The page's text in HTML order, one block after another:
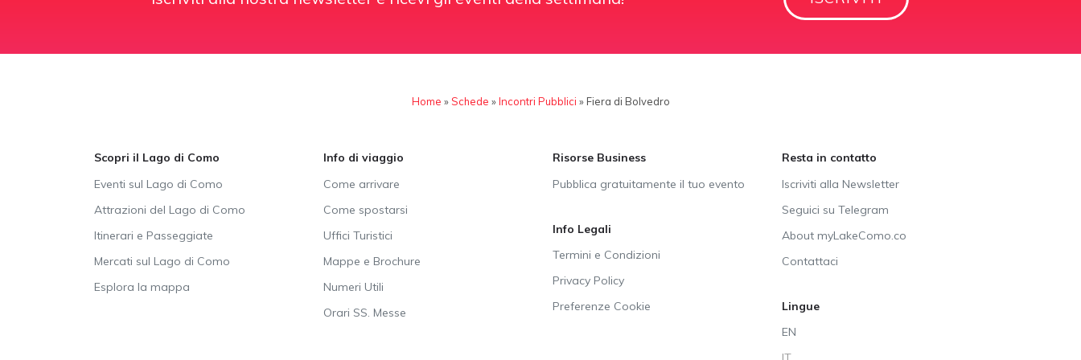
Home »Schede »Incontri Pubblici » Fiera di Bolvedro
Scopri il Lago di Como
Eventi sul Lago di Como
Attrazioni del Lago di Como
Itinerari e Passeggiate
Mercati sul Lago di Como
Esplora la mappa
Info di viaggio
Come arrivare
Come spostarsi
Uffici Turistici
Mappe e Brochure
Numeri Utili
Orari SS. Messe
Risorse Business
Pubblica gratuitamente il tuo evento
Info Legali
Termini e Condizioni
Privacy Policy
Preferenze Cookie
Resta in contatto
Iscriviti alla Newsletter
Seguici su Telegram
About myLakeComo.co
Contattaci
Lingue
EN